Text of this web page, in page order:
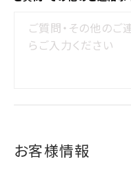
お客様情報